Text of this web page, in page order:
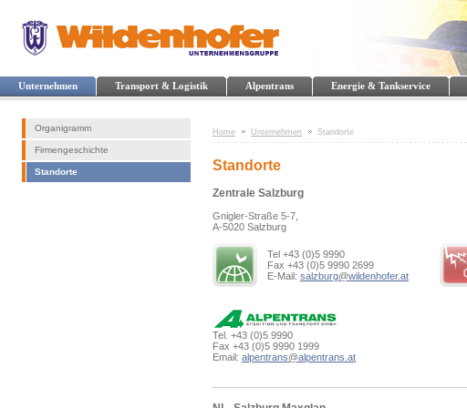
Unternehmen Transport & Logistik Alpentrans Energie & Tankservice
Organigramm
Firmengeschichte
Standorte
Home Unternehmen Standorte
Standorte
Zentrale Salzburg
Gnigler-Straße 5-7,
A-5020 Salzburg
Tel +43 (0)5 9990
Fax +43 (0)5 9990 2699
E-Mail: salzburg@wildenhofer.at
Tel. +43 (0)5 9990
Fax +43 (0)5 9990 1999
Email: alpentrans@alpentrans.at